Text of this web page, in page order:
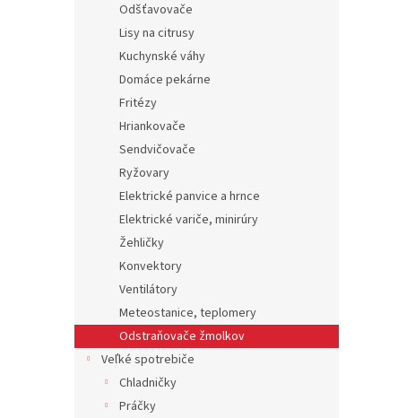
Odšťavovače
Lisy na citrusy
Kuchynské váhy
Domáce pekárne
Fritézy
Hriankovače
Sendvičovače
Ryžovary
Elektrické panvice a hrnce
Elektrické variče, minirúry
Žehličky
Konvektory
Ventilátory
Meteostanice, teplomery
Odstraňovače žmolkov
Veľké spotrebiče
Chladničky
Práčky